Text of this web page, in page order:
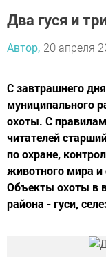
Два гуся и
Автор, 20 апреля
С завтрашнего
муниципального
охоты. С
читателей
по охране,
животного мира
Объекты охоты в
района - гуси,